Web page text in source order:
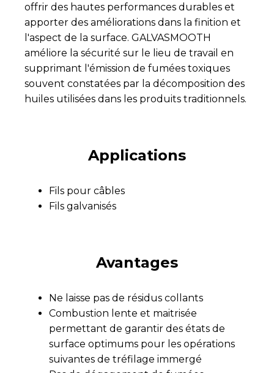
offrir des hautes performances durables et
apporter des améliorations dans la finition et
l'aspect de la surface. GALVASMOOTH
améliore la sécurité sur le lieu de travail en
supprimant l'émission de fumées toxiques
souvent constatées par la décomposition des
huiles utilisées dans les produits traditionnels.
Applications
Fils pour câbles
Fils galvanisés
Avantages
Ne laisse pas de résidus collants
Combustion lente et maitrisée
permettant de garantir des états de
surface optimums pour les opérations
suivantes de tréfilage immergé